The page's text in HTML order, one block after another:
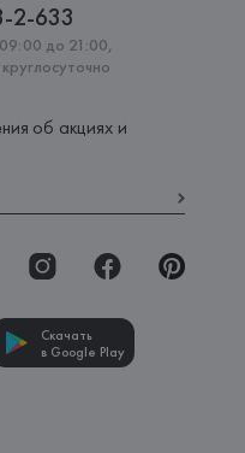
2-633
до 21:00,
об акциях и
Скачать
в Google Play